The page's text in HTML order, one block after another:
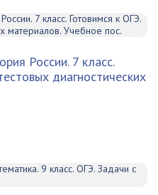
России. 7 класс.
диагностических